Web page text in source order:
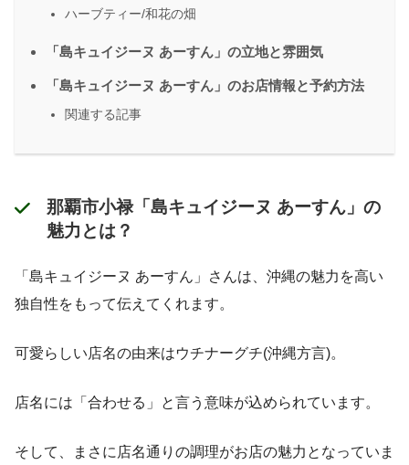
ハーブティー/和花の畑
「島キュイジーヌ あーすん」の立地と雰囲気
「島キュイジーヌ あーすん」のお店情報と予約方法
関連する記事
那覇市小禄「島キュイジーヌ あーすん」の
魅力とは？
「島キュイジーヌ あーすん」さんは、沖縄の魅力を高い
独自性をもって伝えてくれます。
可愛らしい店名の由来はウチナーグチ(沖縄方言)。
店名には「合わせる」と言う意味が込められています。
そして、まさに店名通りの調理がお店の魅力となっていま